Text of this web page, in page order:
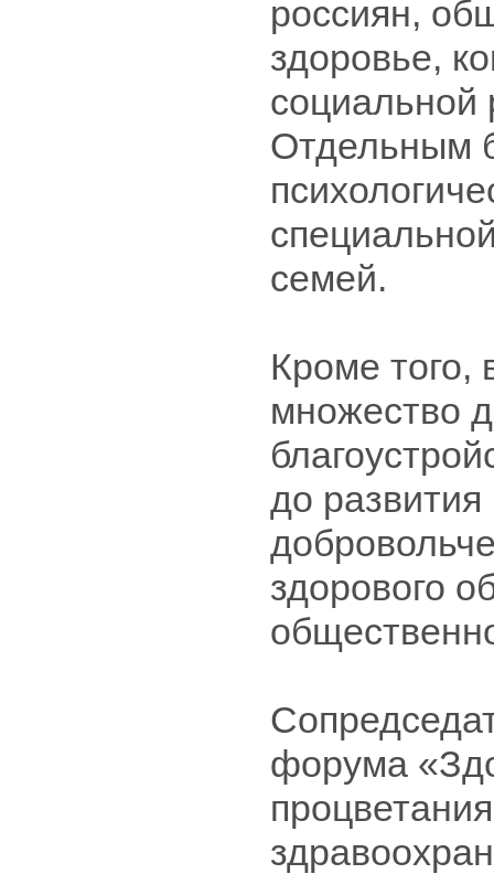
россиян,
здоровье,
социальной
Отдельным
семей.
Кроме того,
множество
до развития
здорового
форума